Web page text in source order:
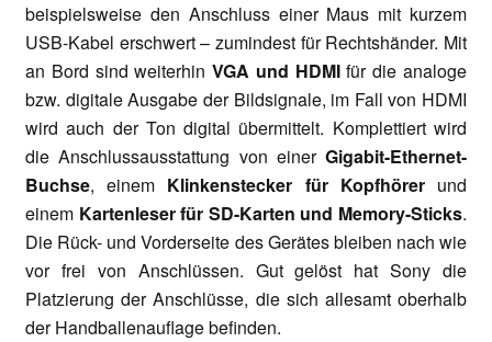
beispielsweise den Anschluss einer Maus mit kurzem
USB-Kabel erschwert – zumindest für Rechtshänder. Mit
an Bord sind weiterhinVGA und HDMIfür die analoge
bzw. digitale Ausgabe der Bildsignale, im Fall von HDMI
wird auch der Ton digital übermittelt. Komplettiert wird
die Anschlussausstattung von einer Gigabit-Ethernet-
Buchse, einem Klinkenstecker für Kopfhörer und
einem Kartenleser für SD-Karten und Memory-Sticks.
Die Rück- und Vorderseite des Gerätes bleiben nach wie
vor frei von Anschlüssen. Gut gelöst hat Sony die
Platzierung der Anschlüsse, die sich allesamt oberhalb
der Handballenauflage befinden.